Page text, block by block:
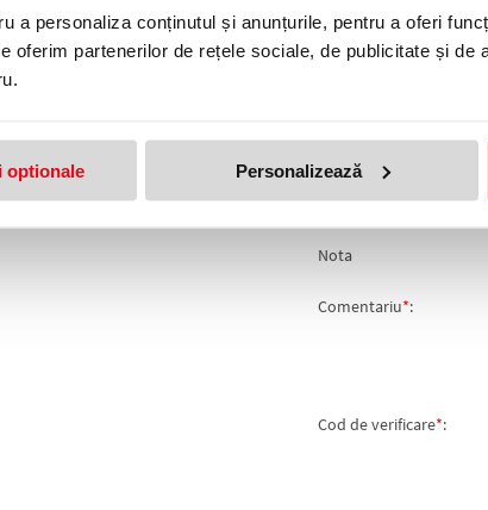
a personaliza conținutul și anunțurile, pentru a oferi
oferim partenerilor de rețele sociale, de publicitate și de
optionale Personalizează
produs!
Adresa de e-
Email*:
Nota
Comentariu*:
Cod de verificare*: